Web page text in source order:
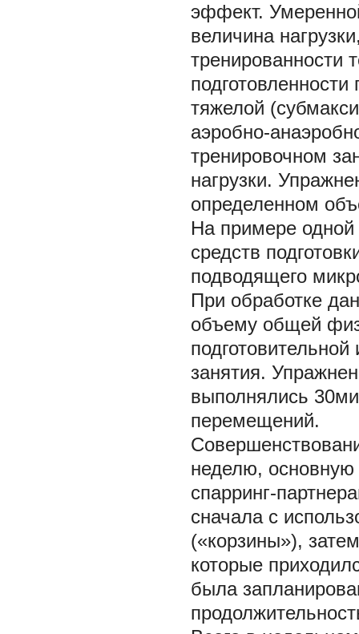
эффект.
величина
тренированности
тяжелой
аэробно-
тренировочном
нагрузки.
определенном
На примере одной
средств
подводящего
При обработке
объему общей
занятия.
выполнялись
перемещений.
неделю, основную
спарринг-
сначала с
(«корзины»),
которые
была